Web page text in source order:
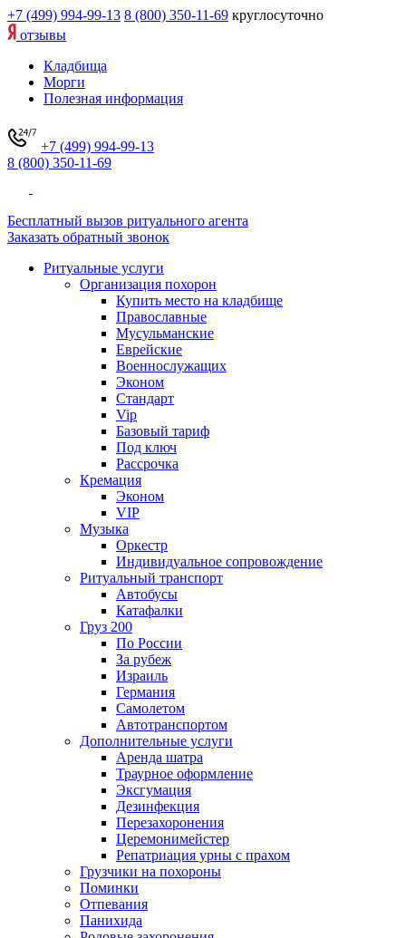
+7 (499) 994-99-13 8 (800) 350-11-69 круглосуточно
отзывы
Кладбища
Морги
Полезная информация
+7 (499) 994-99-13
8 (800) 350-11-69
Бесплатный вызов ритуального агента
Заказать обратный звонок
Ритуальные услуги
Организация похорон
Купить место на кладбище
Православные
Мусульманские
Еврейские
Военнослужащих
Эконом
Стандарт
Vip
Базовый тариф
Под ключ
Рассрочка
Кремация
Эконом
VIP
Музыка
Оркестр
Индивидуальное сопровождение
Ритуальный транспорт
Автобусы
Катафалки
Груз 200
По России
За рубеж
Израиль
Германия
Самолетом
Автотранспортом
Дополнительные услуги
Аренда шатра
Траурное оформление
Эксгумация
Дезинфекция
Перезахоронения
Церемонимейстер
Репатриация урны с прахом
Грузчики на похороны
Поминки
Отпевания
Панихида